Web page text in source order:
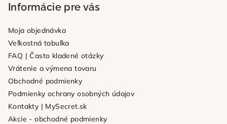
Informácie pre vás
Moja objednávka
Veľkostná tabuľka
FAQ | Často kladené otázky
Vrátenie a výmena tovaru
Obchodné podmienky
Podmienky ochrany osobných údajov
Kontakty | MySecret.sk
Akcie - obchodné podmienky